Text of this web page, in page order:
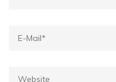
E-
Website